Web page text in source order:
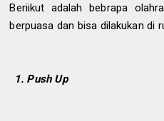
Beriikut adalah bebrapa
berpuasa dan bisa dilakukan di
Push Up